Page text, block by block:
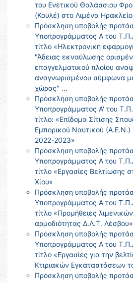
του Ενετικού Θαλάσσιου
(Κουλέ) στο Λιμένα
Πρόσκληση υποβολής
Υποπρογράμματος Α του
τίτλο «Ηλεκτρονική
"Άδειας εκναύλωσης
επαγγελματικού πλοίου
αναγνωρισμένου σύμφωνα
χώρας" ...
Πρόσκληση υποβολής
Υποπρογράμματος Α' του
τίτλο: «Επίδομα Σίτισης
Εμπορικού Ναυτικού (Α.Ε.Ν.)
2022-2023»
Πρόσκληση υποβολής
Υποπρογράμματος Α του
τίτλο «Εργασίες Βελτίωσης
Χίου»
Πρόσκληση υποβολής
Υποπρογράμματος Α του
τίτλο «Προμήθειες
αρμοδιότητας Δ.Λ.Τ. Λέσβου»
Πρόσκληση υποβολής
Υποπρογράμματος Α του
τίτλο «Εργασίες για την
Κτιριακών Εγκαταστάσεων
Πρόσκληση υποβολής